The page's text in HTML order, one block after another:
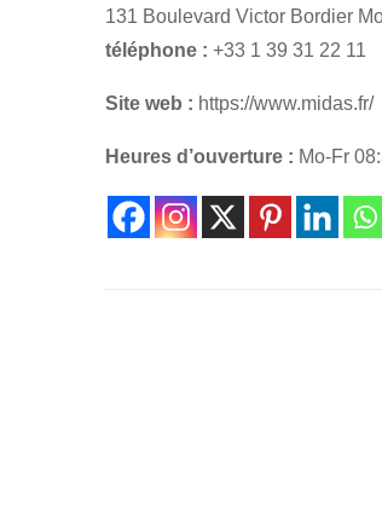
131 Boulevard Victor Bordier
téléphone : +33 1 39 31 22 11
Site web : https://www.midas.fr/
Heures d’ouverture : Mo-Fr